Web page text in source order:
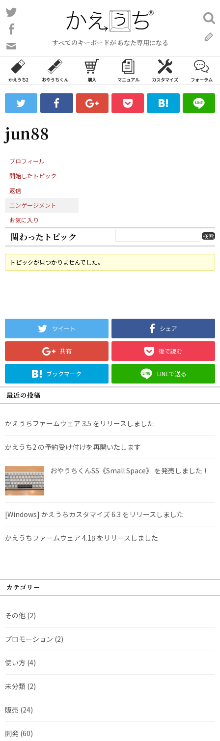
コ
ン
ン
ツ
ス
ッ
プ
すべてのキーボードが あなた専用になる
い
合
わ
フ
ォ
ム
検
索:
かえうち2 おやうちくん 購入 マニュアル カスタマイズ フォーラム
jun88
プロフィール
開始したトピック
返信
エンゲージメント
お気に入り
関わったトピック
トピックが見つかりませんでした。
ツイート シェア
共有 後で読む
ブックマーク LINEで送る
最近の投稿
かえうちファームウェア 3.5 をリリースしました
かえうち2 の予約受け付けを再開いたします
おやうちくんSS《Small Space》 を発売しました！
[Windows] かえうちカスタマイズ 6.3 をリリースしました
かえうちファームウェア 4.1β をリリースしました
カテゴリー
その他 (2)
プロモーション (2)
使い方 (4)
未分類 (2)
販売 (24)
開発 (60)